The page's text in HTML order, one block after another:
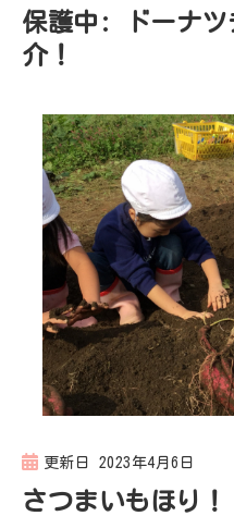
保護中: ドーナツ
介！
更新日 2023年4月6日
さつまいもほり！